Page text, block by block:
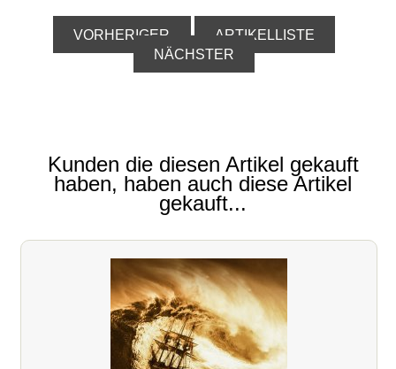
VORHERIGER
ARTIKELLISTE
NÄCHSTER
Kunden die diesen Artikel gekauft
haben, haben auch diese Artikel
gekauft...